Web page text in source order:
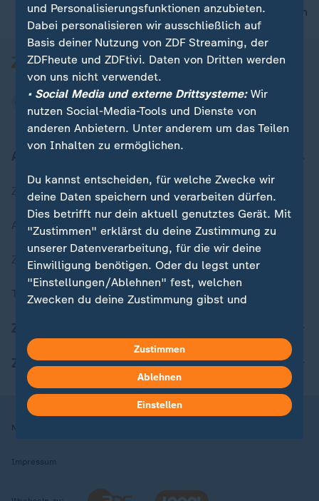
nach oben
Zuletzt veröffentlicht
Aktuelle Sendungs-Videos
ZDFheute Stories
Themen im Überblick
ZDFheute Apps
Nutzungsbedingungen
Impressum
und Personalisierungsfunktionen anzubieten.
Dabei personalisieren wir ausschließlich auf
Basis deiner Nutzung von ZDF Streaming, der
ZDFheute und ZDFtivi. Daten von Dritten werden
von uns nicht verwendet.
• Social Media und externe Drittsysteme:Wir
nutzen Social-Media-Tools und Dienste von
anderen Anbietern. Unter anderem um das Teilen
von Inhalten zu ermöglichen.
Du kannst entscheiden, für welche Zwecke wir
deine Daten speichern und verarbeiten dürfen.
Dies betrifft nur dein aktuell genutztes Gerät. Mit
"Zustimmen" erklärst du deine Zustimmung zu
unserer Datenverarbeitung, für die wir deine
Einwilligung benötigen. Oder du legst unter
"Einstellungen/Ablehnen" fest, welchen
Zwecken du deine Zustimmung gibst und
in deinen Einstellungen widerrufen oder ändern.
Hier findest du das Impressum.
Weitere Informationen findest du in unserer
Datenschutzerklärung.
Zustimmen
Ablehnen
Einstellen